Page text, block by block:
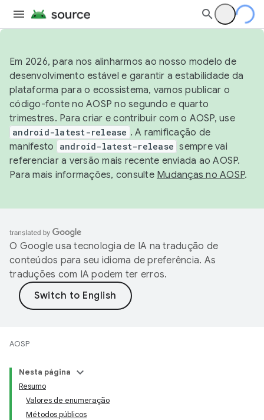
Em 2026, para nos alinharmos ao nosso modelo de
desenvolvimento estável e garantir a estabilidade da
plataforma para o ecossistema, vamos publicar o
código-fonte no AOSP no segundo e quarto
trimestres. Para criar e contribuir com o AOSP, use
android-latest-release . A ramificação de
manifesto
android-latest-release sempre vai
referenciar a versão mais recente enviada ao AOSP.
Para mais informações, consulte Mudanças no AOSP.
O Google usa tecnologia de IA na tradução de
conteúdos para seu idioma de preferência. As
traduções com IA podem ter erros.
AOSP
Nesta página
Resumo
Valores de enumeração
Métodos públicos